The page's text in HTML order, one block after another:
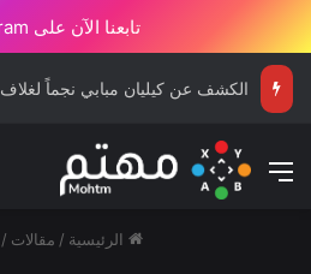
تابعنا الآن على Instagram
الكشف عن كيليان مبابي نجماً لغلاف EA SPORTS FC 27
القائمة
الرئيسية / مقالات /